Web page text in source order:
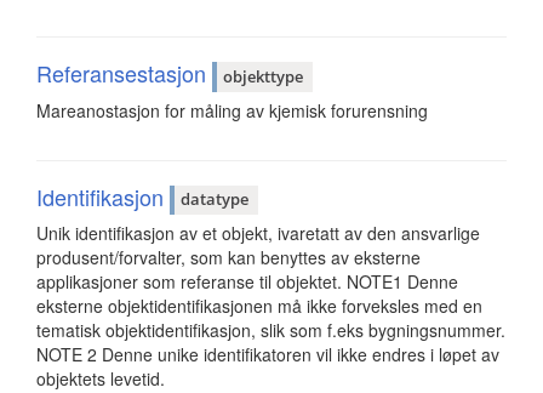
Referansestasjon objekttype
Mareanostasjon for måling av kjemisk forurensning
Identifikasjon datatype
Unik identifikasjon av et objekt, ivaretatt av den ansvarlige
produsent/forvalter, som kan benyttes av eksterne
applikasjoner som referanse til objektet. NOTE1 Denne
eksterne objektidentifikasjonen må ikke forveksles med en
tematisk objektidentifikasjon, slik som f.eks bygningsnummer.
NOTE 2 Denne unike identifikatoren vil ikke endres i løpet av
objektets levetid.